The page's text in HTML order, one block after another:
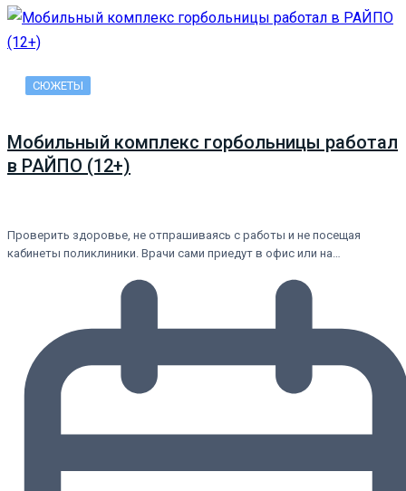
СЮЖЕТЫ
Мобильный комплекс горбольницы работал
в РАЙПО (12+)
Проверить здоровье, не отпрашиваясь с работы и не посещая
кабинеты поликлиники. Врачи сами приедут в офис или на…